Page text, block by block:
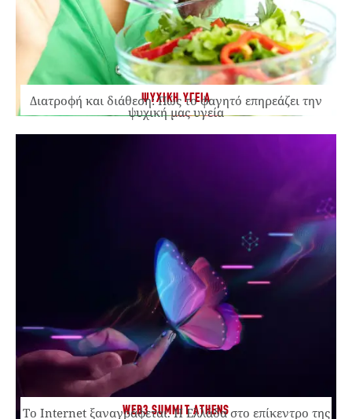
ΨΥΧΙΚΗ ΥΓΕΙΑ
Διατροφή και διάθεση: Πώς το φαγητό επηρεάζει την
ψυχική μας υγεία
WEB3 SUMMIT ATHENS
Το Internet ξαναγράφεται. Η Ελλάδα στο επίκεντρο της